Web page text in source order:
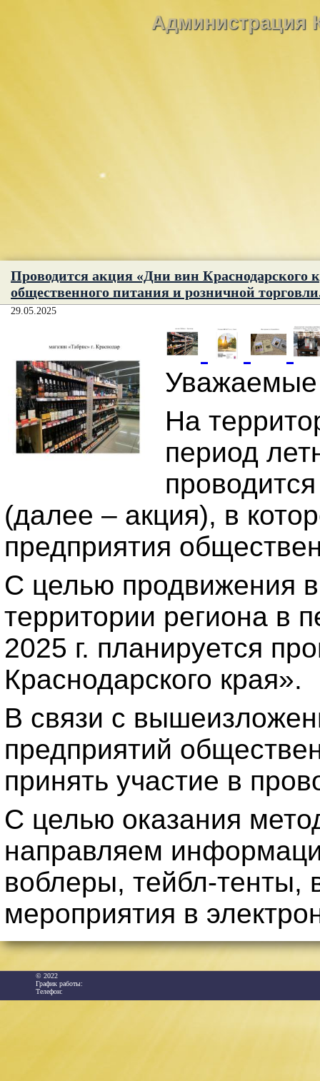
Администрация
Проводится акция «Дни вин Краснодарского
общественного питания и розничной
29.05.2025
Уважаемые
На
период
(далее – акция), в
предприятия
С целью продвижения
территории региона в
2025 г. планируется
Краснодарского края».
В связи с
предприятий
принять участие в
С целью оказания
направляем
воблеры, тейбл-
мероприятия в
© 2022
График работы:
Телефон: